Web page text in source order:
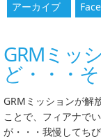
アーカイブ
GRMミッ
ど・・・
GRMミッションが解
ことで、フィアナで
が・・・我慢してち